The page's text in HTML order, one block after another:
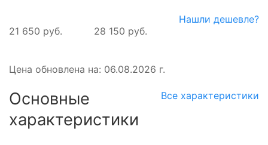
21 650 руб. 28 150 руб.
Нашли дешевле?
Цена обновлена на: 06.08.2026 г.
Основные
характеристики
Все характеристики